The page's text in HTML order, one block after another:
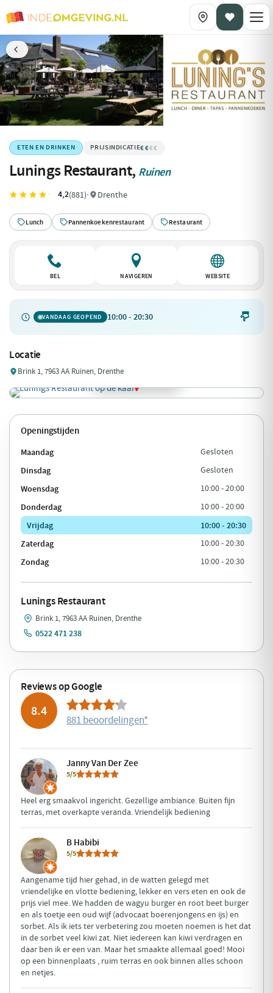
ETEN EN DRINKEN €€
€€€€
Lunings Restaurant, Ruinen
4,2(881)· Drenthe
Lunch Pannenkoekenrestaurant Restaurant
BEL NAVIGEREN WEBSITE
VANDAAG GEOPEND 10:00 - 20:30 
Locatie
Brink 1, 7963 AA Ruinen, Drenthe
Openingstijden
Maandag Gesloten
Dinsdag Gesloten
Woensdag 10:00 - 20:00
Donderdag 10:00 - 20:00
Vrijdag
10:00 - 20:30
Zaterdag
10:00 - 20:30
Zondag 10:00 - 20:30
Lunings Restaurant
Brink 1, 7963 AA Ruinen, Drenthe
0522 471 238
Reviews op Google
8.4
881 beoordelingen*
Janny Van Der Zee
5/5
Heel erg smaakvol ingericht. Gezellige ambiance. Buiten fijn
terras, met overkapte veranda. Vriendelijk bediening
B Habibi
5/5
Aangename tijd hier gehad, in de watten gelegd met
vriendelijke en vlotte bediening, lekker en vers eten en ook de
prijs viel mee. We hadden de wagyu burger en root beet burger
en als toetje een oud wijf (advocaat boerenjongens en ijs) en
sorbet. Als ik iets ter verbetering zou moeten noemen is het dat
in de sorbet veel kiwi zat. Niet iedereen kan kiwi verdragen en
daar ben ik er een van. Maar het smaakte allemaal goed! Mooi
op een binnenplaats , ruim terras en ook binnen alles schoon
en netjes.